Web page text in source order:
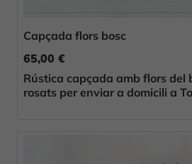
Capçada flors bosc
65,00 €
Rústica capçada amb flors del
rosats per enviar a domicili a